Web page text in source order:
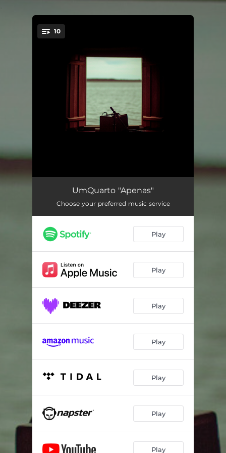
You're all set!
10
A Cor do Som
Sem Desprezo 03:40
Acordar 04:31
Remendo Blues 04:50
Sua Presença 02:25
Algo a Dizer
Discussões Com Deus 04:06
05:55
UmQuarto "Apenas"
Choose your preferred music service
Play
Play
Play
Play
Play
Play
Play